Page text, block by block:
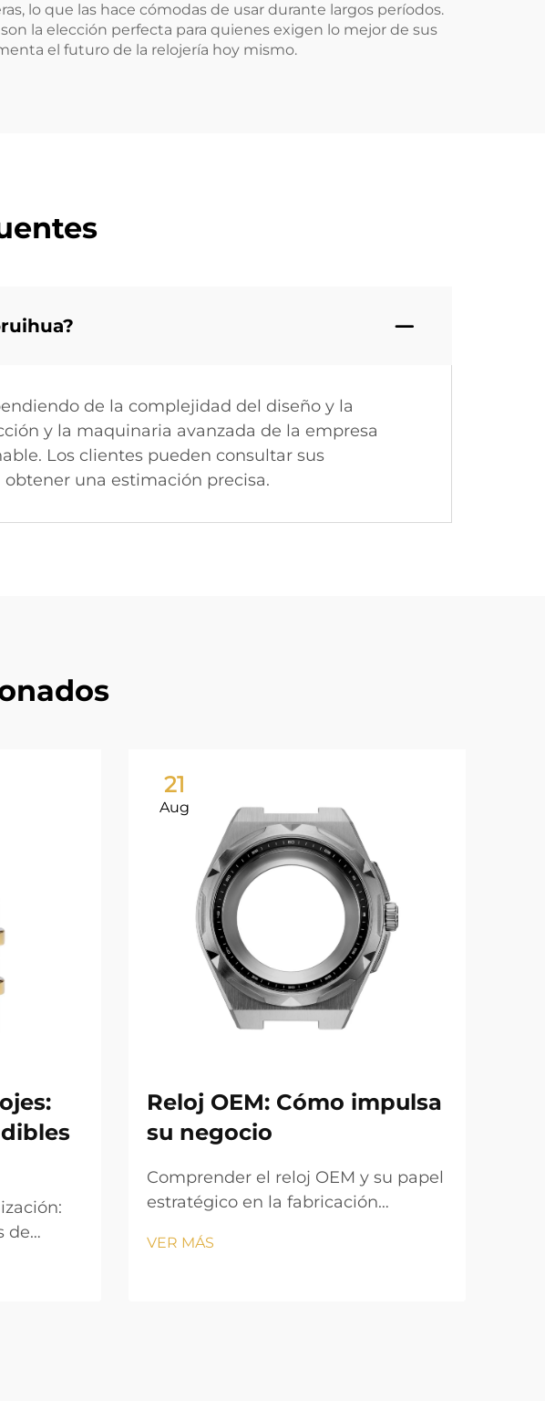
lo que las hace cómodas de usar durante largos períodos.
la elección perfecta para quienes exigen lo mejor de sus
el futuro de la relojería hoy mismo.
de la complejidad del diseño y la
y la maquinaria avanzada de la empresa
Los clientes pueden consultar sus
una estimación precisa.
de
y
quieren
21
Aug
Reloj OEM: Cómo impulsa
su negocio
Comprender el reloj OEM y su papel
estratégico en la fabricación
equipos originales (OEM)? En el
VER MÁS